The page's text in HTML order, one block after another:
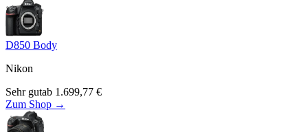
D850 Body
Nikon
Sehr gutab 1.699,77 €
Zum Shop →